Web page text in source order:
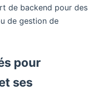
de backend pour des
de gestion de
pour
ses